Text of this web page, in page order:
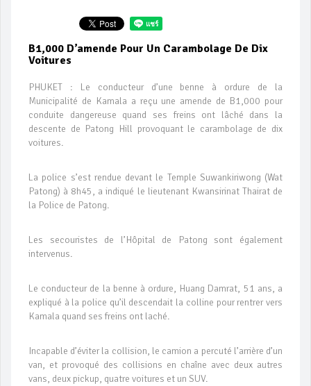
B1,000 D’amende Pour Un Carambolage De Dix
Voitures
PHUKET : Le conducteur d’une benne à ordure de la
Municipalité de Kamala a reçu une amende de B1,000 pour
conduite dangereuse quand ses freins ont lâché dans la
descente de Patong Hill provoquant le carambolage de dix
voitures.
La police s’est rendue devant le Temple Suwankiriwong (Wat
Patong) à 8h45, a indiqué le lieutenant Kwansirinat Thairat de
la Police de Patong.
Les secouristes de l’Hôpital de Patong sont également
intervenus.
Le conducteur de la benne à ordure, Huang Damrat, 51 ans, a
expliqué à la police qu’il descendait la colline pour rentrer vers
Kamala quand ses freins ont laché.
Incapable d’éviter la collision, le camion a percuté l’arrière d’un
van, et provoqué des collisions en chaîne avec deux autres
vans, deux pickup, quatre voitures et un SUV.